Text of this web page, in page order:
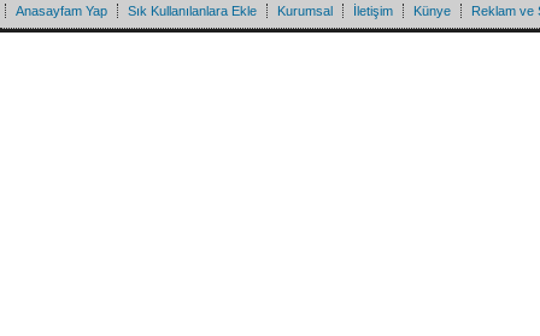
Anasayfam Yap Sık Kullanılanlara Ekle Kurumsal İletişim Künye Reklam ve